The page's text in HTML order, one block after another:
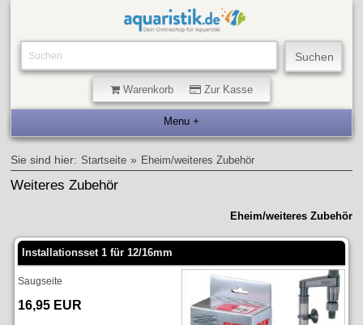
Warenkorb Zur Kasse
Sie sind hier: Startseite » Eheim/weiteres Zubehör
Weiteres Zubehör
Eheim/weiteres Zubehör
Installationsset 1 für 12/16mm
Saugseite
16,95 EUR